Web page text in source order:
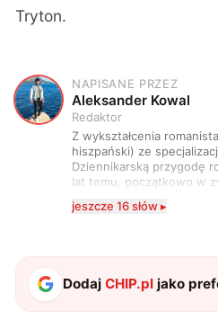
Tryton.
A
NAPISANE PRZEZ
Aleksander Kowal
Redaktor
Z wykształcenia
hiszpański) ze
Dziennikarską przygodę
lat temu, początkowo w
komputerowych i filmów.
zdecydowanie częściej
także uprawiać oraz
jeszcze 16 słów ▸
DodajCHIP.pl jako